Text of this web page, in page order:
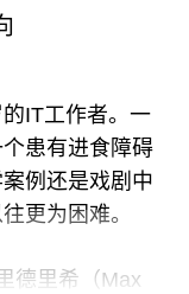
。这位日后需
终于相通，却
沉溺过去、拒
失所者逼近一
语言总是丧
IT工作者。一
患有进食障碍
例还是戏剧中
更为困难。
德里希（Max